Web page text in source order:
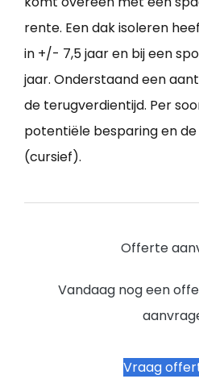
rente. Een dak isoleren
in +/- 7,5 jaar en bij een
jaar. Onderstaand een
de terugverdientijd. Per
potentiële besparing en
(cursief).
Offerte
Vandaag nog een
Vraag